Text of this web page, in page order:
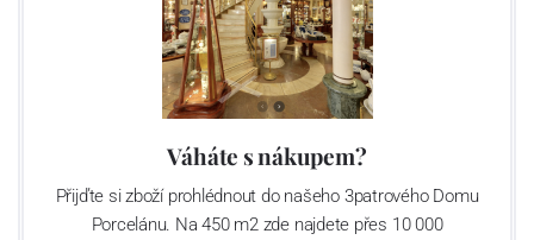
Váháte s nákupem?
Přijďte si zboží prohlédnout do našeho 3patrového Domu
Porcelánu. Na 450 m2 zde najdete přes 10 000